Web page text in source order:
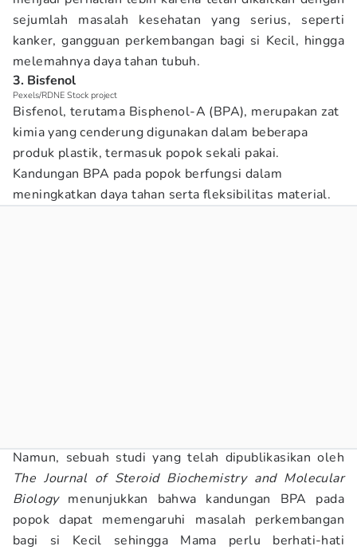
sejumlah masalah kesehatan yang serius, seperti
kanker, gangguan perkembangan bagi si Kecil, hingga
melemahnya daya tahan tubuh.
3. Bisfenol
Pexels/RDNE Stock project
Bisfenol, terutama Bisphenol-A (BPA), merupakan zat
kimia yang cenderung digunakan dalam beberapa
produk plastik, termasuk popok sekali pakai.
Kandungan BPA pada popok berfungsi dalam
meningkatkan daya tahan serta fleksibilitas material.
Namun, sebuah studi yang telah dipublikasikan oleh
The Journal of Steroid Biochemistry and Molecular
Biologymenunjukkan bahwa kandungan BPA pada
popok dapat memengaruhi masalah perkembangan
bagi si Kecil sehingga Mama perlu berhati-hati